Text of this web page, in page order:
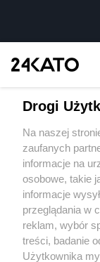
Wydawca mediów
Nie zapomnij
zapoznać się z:
Drogi
Na naszej
zaufanych
informacje na
osobowe, takie
informacje
przeglądania w
reklam, wybór
treści, badanie
Użytkownika